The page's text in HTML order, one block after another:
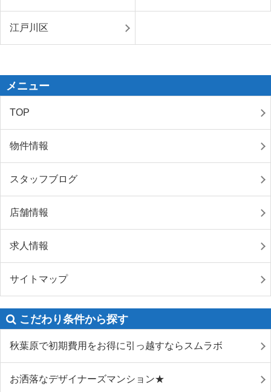
江戸川区
メニュー
TOP
物件情報
スタッフブログ
店舗情報
求人情報
サイトマップ
こだわり条件から探す
秋葉原で初期費用をお得に引っ越すならスムラボ
お洒落なデザイナーズマンション★